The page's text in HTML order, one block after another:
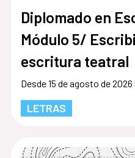
Diplomado en
Módulo 5/
escritura teatral
Desde 15 de agosto de
LETRAS